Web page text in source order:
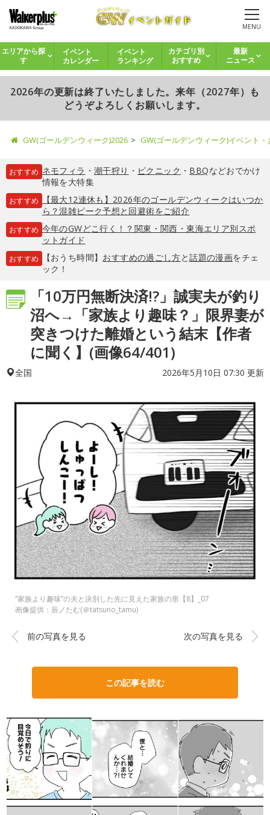
MENU
エリアから探
す
イベント
カレンダー
イベント
ランキング
カテゴリ別
おすすめ
最新
ニュース
2026年の更新は終了いたしました。来年（2027年）も
どうぞよろしくお願いします。
GW(ゴールデンウィーク)2026 GW(ゴールデンウィーク)イベント
おすすめ ネモフィラ ・ 潮干狩り ・ ピクニック ・ BBQなどおでかけ
情報を大特集
おすすめ
【最大12連休も】2026年のゴールデンウィークはいつか
ら？混雑ピーク予想と回避術をご紹介
おすすめ 今年のGWどこ行く！？関東・関西・東海エリア別スポ
ットガイド
おすすめ 【おうち時間】 おすすめの過ごし方と話題の漫画をチェ
ック！
「10万円無断決済!?」誠実夫が釣り
沼へ→「家族より趣味？」限界妻が
突きつけた離婚という結末【作者
に聞く】(画像64/401)
全国 2026年5月10日 07:30 更新
”家族より趣味”の夫と決別した先に見えた家族の形【8】_07
画像提供：辰ノたむ(＠tatsuno_tamu)
前の写真を見る 次の写真を見る
この記事を読む